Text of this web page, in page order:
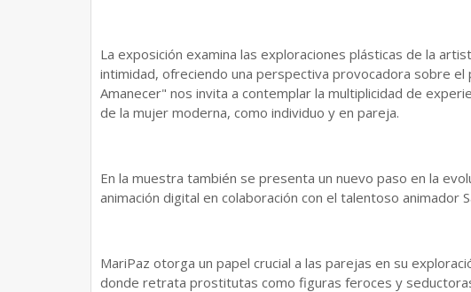
La exposición examina las exploraciones plásticas de la
intimidad, ofreciendo una perspectiva provocadora sobre el
Amanecer" nos invita a contemplar la multiplicidad de
de la mujer moderna, como individuo y en pareja.
En la muestra también se presenta un nuevo paso en la
animación digital en colaboración con el talentoso animador
MariPaz otorga un papel crucial a las parejas en su
donde retrata prostitutas como figuras feroces y